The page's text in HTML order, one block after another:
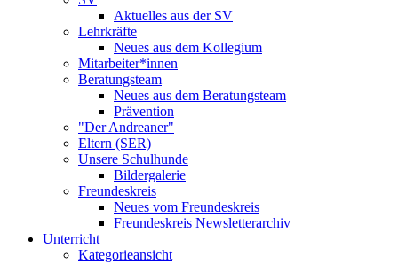
Aktuelles aus der SV
Lehrkräfte
Neues aus dem Kollegium
Mitarbeiter*innen
Beratungsteam
Neues aus dem Beratungsteam
Prävention
"Der Andreaner"
Eltern (SER)
Unsere Schulhunde
Bildergalerie
Freundeskreis
Neues vom Freundeskreis
Freundeskreis Newsletterarchiv
Unterricht
Kategorieansicht